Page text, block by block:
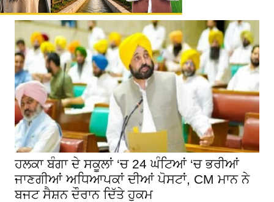
ਹਲਕਾ ਬੰਗਾ ਦੇ ਸਕੂਲਾਂ ‘ਚ 24 ਘੰਟਿਆਂ ‘ਚ ਭਰੀਆਂ
ਜਾਣਗੀਆਂ ਅਧਿਆਪਕਾਂ ਦੀਆਂ ਪੋਸਟਾਂ, CM ਮਾਨ ਨੇ
ਬਜਟ ਸੈਸ਼ਨ ਦੌਰਾਨ ਦਿੱਤੇ ਹੁਕਮ